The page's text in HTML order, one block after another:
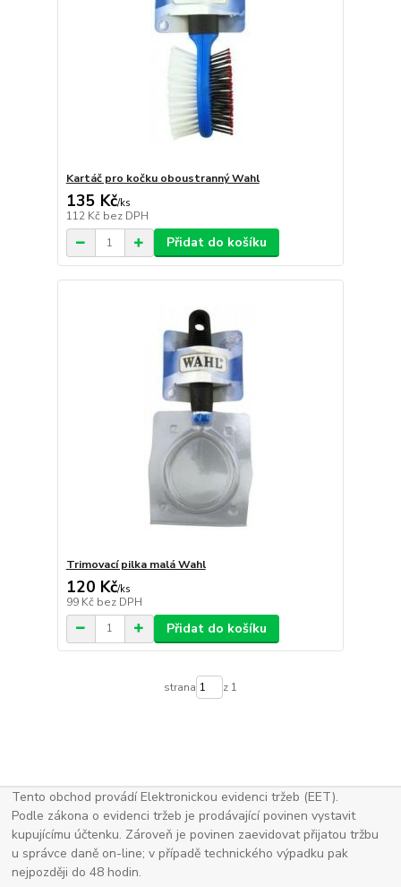
Kartáč pro kočku oboustranný Wahl
135 Kč/ks
112 Kč bez DPH
Přidat do košíku
Trimovací pilka malá Wahl
120 Kč/ks
99 Kč bez DPH
Přidat do košíku
strana z 1
Tento obchod provádí Elektronickou evidenci tržeb (EET).
Podle zákona o evidenci tržeb je prodávající povinen vystavit
kupujícímu účtenku. Zároveň je povinen zaevidovat přijatou tržbu
u správce daně on-line; v případě technického výpadku pak
nejpozději do 48 hodin.